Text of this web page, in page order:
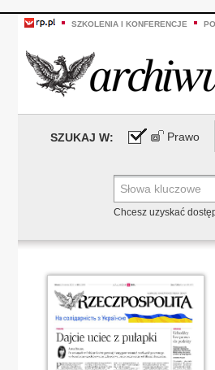
SZKOLENIA I KONFERENCJE
SZUKAJ W: Prawo
Chcesz uzyskać